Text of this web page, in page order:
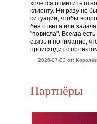
хочется отметить
клиенту. Ни разу не
ситуации, чтобы
без ответа или
"повисла". Всегда
связь и понимание,
происходит с
2026-07-03 от:
Партнёры